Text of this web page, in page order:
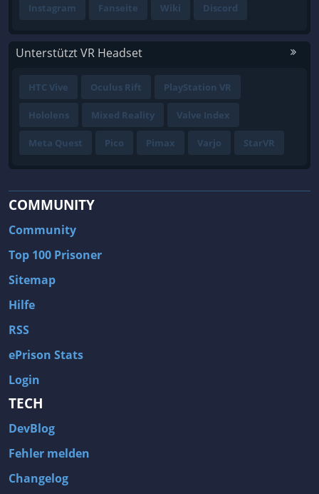
Instagram Fanseite Wiki Discord
Unterstützt VR Headset
HTC Vive Oculus Rift PlayStation VR
Hololens Mixed Reality Valve Index
Meta Quest Pico Pimax Varjo StarVR
COMMUNITY
Community
Top 100 Prisoner
Sitemap
Hilfe
RSS
ePrison Stats
Login
TECH
DevBlog
Fehler melden
Changelog